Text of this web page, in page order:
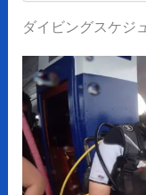
ダイビングスケジ